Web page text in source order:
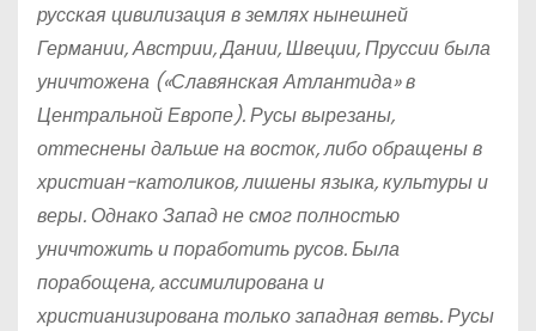
русская цивилизация в землях нынешней
Германии, Австрии, Дании, Швеции, Пруссии была
уничтожена («Славянская Атлантида» в
Центральной Европе). Русы вырезаны,
оттеснены дальше на восток, либо обращены в
христиан-католиков, лишены языка, культуры и
веры. Однако Запад не смог полностью
уничтожить и поработить русов. Была
порабощена, ассимилирована и
христианизирована только западная ветвь. Русы